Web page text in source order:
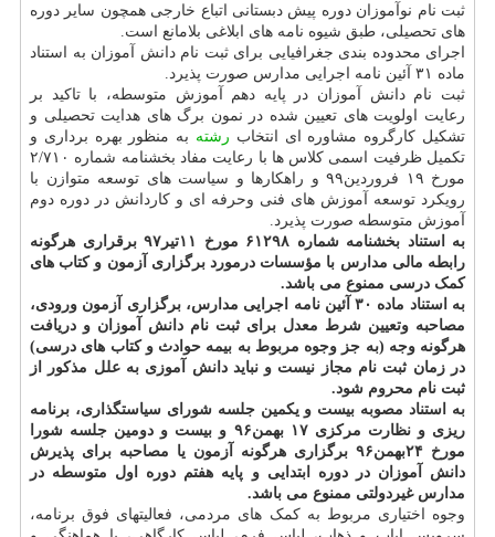
ثبت نام نوآموزان دوره پیش دبستانی اتباع خارجی همچون سایر دوره
های تحصیلی، طبق شیوه نامه های ابلاغی بلامانع است.
اجرای محدوده بندی جغرافیایی برای ثبت نام دانش آموزان به استناد
ماده ۳۱ آئین نامه اجرایی مدارس صورت پذیرد.
ثبت نام دانش آموزان در پایه دهم آموزش متوسطه، با تاکید بر
رعایت اولویت های تعیین شده در نمون برگ های هدایت تحصیلی و
تشکیل کارگروه مشاوره ای انتخاب رشته به منظور بهره برداری و
تکمیل ظرفیت اسمی کلاس ها با رعایت مفاد بخشنامه شماره ۲/۷۱۰
مورخ ۱۹ فروردین۹۹ و راهکارها و سیاست های توسعه متوازن با
رویکرد توسعه آموزش های فنی وحرفه ای و کاردانش در دوره دوم
آموزش متوسطه صورت پذیرد.
به استناد بخشنامه شماره ۶۱۲۹۸ مورخ ۱۱تیر۹۷ برقراری هرگونه
رابطه مالی مدارس با مؤسسات درمورد برگزاری آزمون و کتاب های
کمک درسی ممنوع می باشد.
به استناد ماده ۳۰ آئین نامه اجرایی مدارس، برگزاری آزمون ورودی،
مصاحبه وتعیین شرط معدل برای ثبت نام دانش آموزان و دریافت
هرگونه وجه (به جز وجوه مربوط به بیمه حوادث و کتاب های درسی)
در زمان ثبت نام مجاز نیست و نباید دانش آموزی به علل مذکور از
ثبت نام محروم شود.
به استناد مصوبه بیست و یکمین جلسه شورای سیاستگذاری، برنامه
ریزی و نظارت مرکزی ۱۷ بهمن۹۶ و بیست و دومین جلسه شورا
مورخ ۲۴بهمن۹۶ برگزاری هرگونه آزمون یا مصاحبه برای پذیرش
دانش آموزان در دوره ابتدایی و پایه هفتم دوره اول متوسطه در
مدارس غیردولتی ممنوع می باشد.
وجوه اختیاری مربوط به کمک های مردمی، فعالیتهای فوق برنامه،